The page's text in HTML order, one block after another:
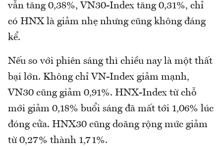
vẫn tăng 0,38%, VN30-Index tăng 0,31%, chỉ
có HNX là giảm nhẹ nhưng cũng không đáng
kể.
Nếu so với phiên sáng thì chiều nay là một thất
bại lớn. Không chỉ VN-Index giảm mạnh,
VN30 cũng giảm 0,91%. HNX-Index từ chỗ
mới giảm 0,18% buổi sáng đã mất tới 1,06% lúc
đóng cửa. HNX30 cũng doãng rộng mức giảm
từ 0,27% thành 1,71%.